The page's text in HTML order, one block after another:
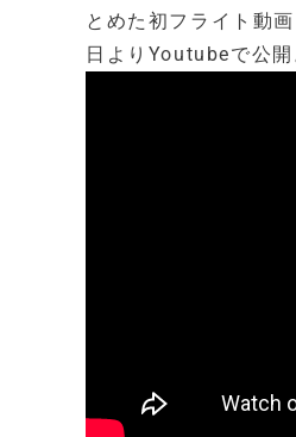
とめた初フライト動
日よりYoutubeで公開